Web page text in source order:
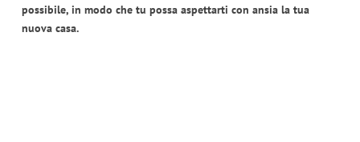
possibile, in modo che tu possa aspettarti con ansia la tua
nuova casa.